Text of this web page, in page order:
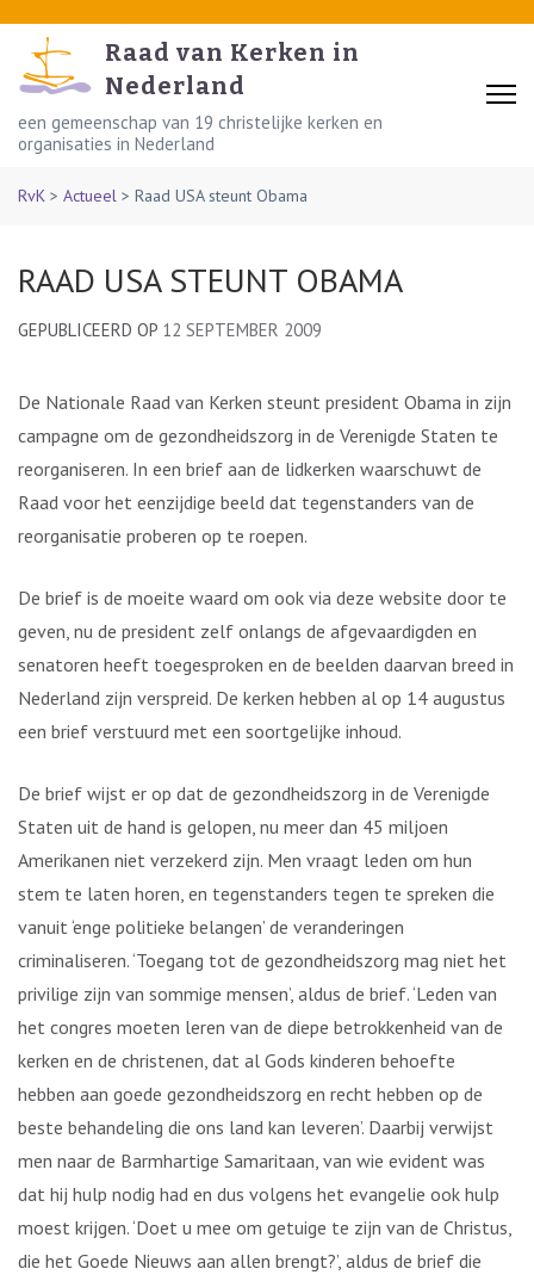
content
(Press
Enter)
Raad van Kerken in
Nederland
een gemeenschap van 19 christelijke kerken en
organisaties in Nederland
RvK > Actueel > Raad USA steunt Obama
RAAD USA STEUNT OBAMA
GEPUBLICEERD OP 12 SEPTEMBER 2009
De Nationale Raad van Kerken steunt president Obama in zijn
campagne om de gezondheidszorg in de Verenigde Staten te
reorganiseren. In een brief aan de lidkerken waarschuwt de
Raad voor het eenzijdige beeld dat tegenstanders van de
reorganisatie proberen op te roepen.
De brief is de moeite waard om ook via deze website door te
geven, nu de president zelf onlangs de afgevaardigden en
senatoren heeft toegesproken en de beelden daarvan breed in
Nederland zijn verspreid. De kerken hebben al op 14 augustus
een brief verstuurd met een soortgelijke inhoud.
De brief wijst er op dat de gezondheidszorg in de Verenigde
Staten uit de hand is gelopen, nu meer dan 45 miljoen
Amerikanen niet verzekerd zijn. Men vraagt leden om hun
stem te laten horen, en tegenstanders tegen te spreken die
vanuit ‘enge politieke belangen’ de veranderingen
criminaliseren. ‘Toegang tot de gezondheidszorg mag niet het
privilige zijn van sommige mensen’, aldus de brief. ‘Leden van
het congres moeten leren van de diepe betrokkenheid van de
kerken en de christenen, dat al Gods kinderen behoefte
hebben aan goede gezondheidszorg en recht hebben op de
beste behandeling die ons land kan leveren’. Daarbij verwijst
men naar de Barmhartige Samaritaan, van wie evident was
dat hij hulp nodig had en dus volgens het evangelie ook hulp
moest krijgen. ‘Doet u mee om getuige te zijn van de Christus,
die het Goede Nieuws aan allen brengt?’, aldus de brief die